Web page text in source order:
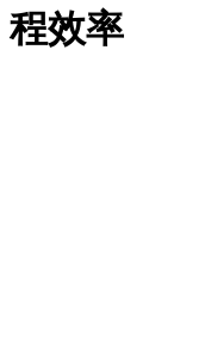
程效率